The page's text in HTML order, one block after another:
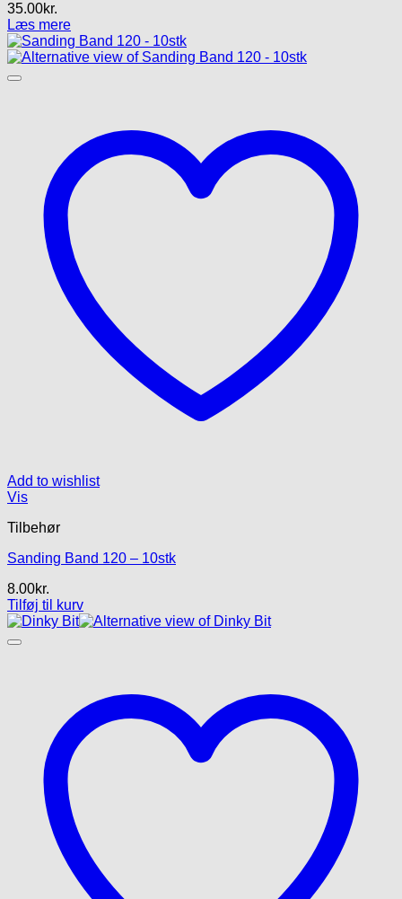
35.00kr.
Læs mere
Add to wishlist
Vis
Tilbehør
Sanding Band 120 – 10stk
8.00kr.
Tilføj til kurv